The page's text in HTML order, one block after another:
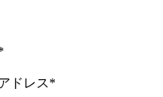
ドレス*